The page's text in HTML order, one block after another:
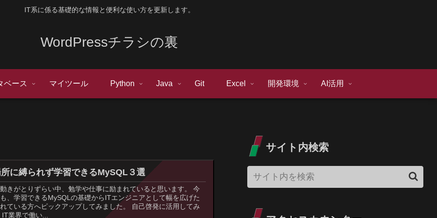
IT系に係る基礎的な情報と便利な使い方を更新します。
WordPressチラシの裏
ベース マイツール Python Java Git Excel 開発環境 AI活用
に縛られず学習できるMySQL３選
きがとりずらい中、勉学や仕事に励まれていると思います。 今
、学習できるMySQLの基礎からITエンジニアとして幅を広げた
ている方へピックアップしてみました。 自己啓発に活用してみ
業界で働い...
サイト内検索